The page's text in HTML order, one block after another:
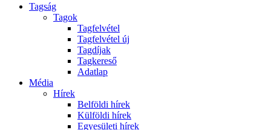
Tagság
Tagok
Tagfelvétel
Tagfelvétel új
Tagdíjak
Tagkereső
Adatlap
Média
Hírek
Belföldi hírek
Külföldi hírek
Egyesületi hírek